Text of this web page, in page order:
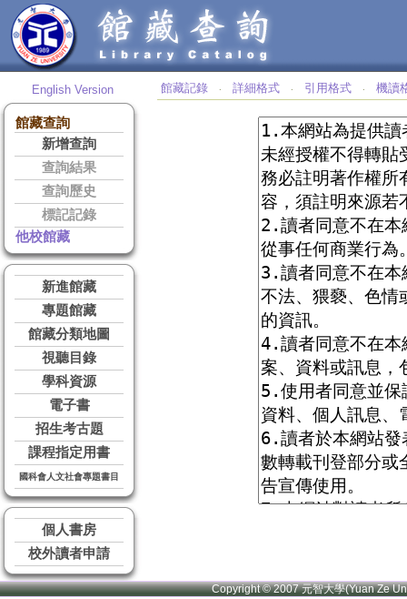
English Version
館藏查詢
新增查詢
查詢結果
查詢歷史
標記記錄
他校館藏
新進館藏
專題館藏
館藏分類地圖
視聽目錄
學科資源
電子書
招生考古題
課程指定用書
國科會人文社會專題書目
個人書房
校外讀者申請
館藏記錄 ‧ 詳細格式 ‧ 引用格式 ‧ 機讀
Copyright © 2007 元智大學(Yuan Ze